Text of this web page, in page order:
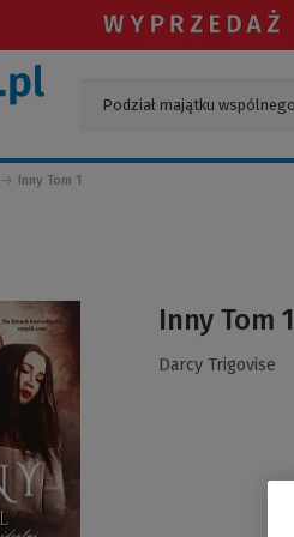
Inny Tom 1
Inny Tom 1
Darcy Trigovise